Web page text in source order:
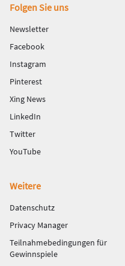
Fußbereich
Folgen Sie uns
Newsletter
Facebook
Instagram
Pinterest
Xing News
LinkedIn
Twitter
YouTube
Weitere
Datenschutz
Privacy Manager
Teilnahmebedingungen für
Gewinnspiele